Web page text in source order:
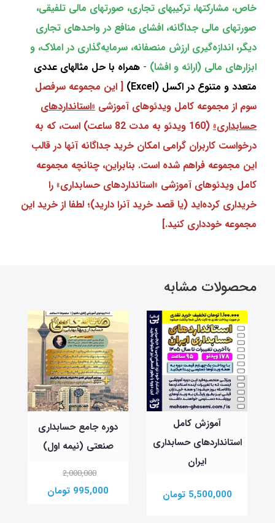
خاص، مشارکتها، ترکیبهای تجاری، صورتهای مالی تلفیقی،
صورتهای مالی جداگانه، افشای منافع در واحدهای تجاری
دیگر، اندازه‌گیری ارزش منصفانه، سرمایه‌گذاری در املاک، و
ابزارهای مالی (ارائه و افشا) - همراه با حل مثالهای عددی
متعدد و متنوع در اکسل (Excel)
[ این مجموعه سرفصل
سوم از مجموعه کامل ویدئوهای آموزشی «استانداردهای
حسابداری»
(160 ویدئو به مدت 82 ساعت) است، که به
درخواست کاربران گرامی امکان خرید جداگانه آنها در قالب
این مجموعه فراهم شده است. بنابراین، چنانچه مجموعه
کامل ویدئوهای آموزشی «استانداردهای حسابداری» را
خریداری کرده‌اید (یا قصد خرید آنرا دارید)؛ لطفا از خرید این
مجموعه خودداری کنید.]
محصولات مشابه
آموزش کامل
حسابداری
دوره جامع حسابداری
صنعتی (نیمه اول)